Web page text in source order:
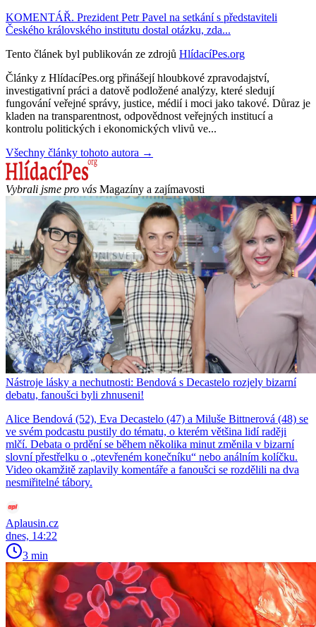
KOMENTÁŘ. Prezident Petr Pavel na setkání s představiteli
Českého královského institutu dostal otázku, zda...
Tento článek byl publikován ze zdrojů HlídacíPes.org
Články z HlídacíPes.org přinášejí hloubkové zpravodajství,
investigativní práci a datově podložené analýzy, které sledují
fungování veřejné správy, justice, médií i moci jako takové. Důraz je
kladen na transparentnost, odpovědnost veřejných institucí a
kontrolu politických i ekonomických vlivů ve...
Všechny články tohoto autora →
Vybrali jsme pro vás Magazíny a zajímavosti
Nástroje lásky a nechutnosti: Bendová s Decastelo rozjely bizarní
debatu, fanoušci byli zhnuseni!
Alice Bendová (52), Eva Decastelo (47) a Miluše Bittnerová (48) se
ve svém podcastu pustily do tématu, o kterém většina lidí raději
mlčí. Debata o prdění se během několika minut změnila v bizarní
slovní přestřelku o „otevřeném konečníku“ nebo análním kolíčku.
Video okamžitě zaplavily komentáře a fanoušci se rozdělili na dva
nesmiřitelné tábory.
Aplausin.cz
dnes, 14:22
3 min